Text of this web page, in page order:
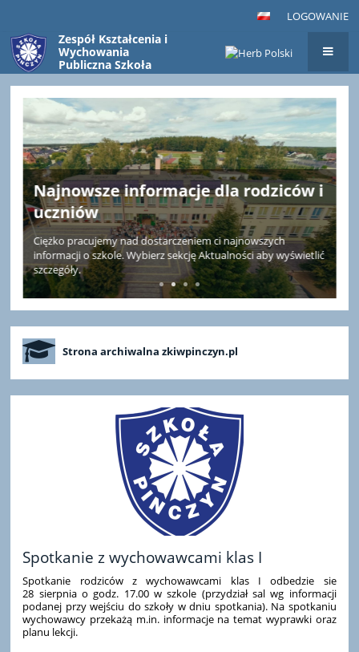
LOGOWANIE
Zespół Kształcenia i
Wychowania
Publiczna Szkoła
Podstawowa
im. Bohaterów
Westerplatte
w Pinczynie
Strona
główna
Najnowsze informacje dla rodziców i
uczniów
Ciężko pracujemy nad dostarczeniem ci najnowszych
informacji o szkole. Wybierz sekcję Aktualności aby wyświetlić
szczegóły.
Strona archiwalna zkiwpinczyn.pl
Spotkanie z wychowawcami klas I
Spotkanie rodziców z wychowawcami klas I odbedzie sie
28 sierpnia o godz. 17.00 w szkole (przydział sal wg informacji
podanej przy wejściu do szkoły w dniu spotkania). Na spotkaniu
wychowawcy przekażą m.in. informacje na temat wyprawki oraz
planu lekcji.